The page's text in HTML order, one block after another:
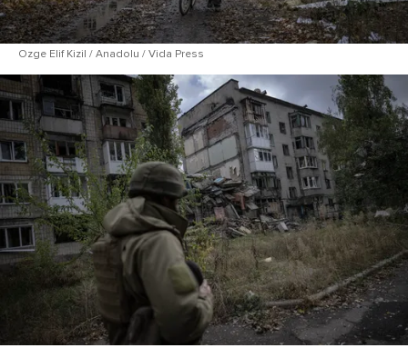
Ozge Elif Kizil / Anadolu / Vida Press